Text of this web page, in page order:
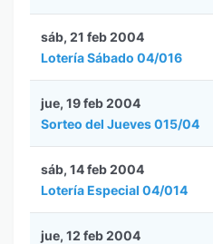
Lotería Sábado 04/016
sáb, 21 feb 2004
Sorteo del Jueves 015/04
jue, 19 feb 2004
Lotería Especial 04/014
sáb, 14 feb 2004
jue, 12 feb 2004